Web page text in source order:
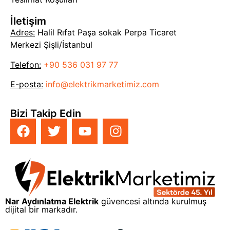
İletişim
Adres: Halil Rıfat Paşa sokak Perpa Ticaret
Merkezi Şişli/İstanbul
Telefon: +90 536 031 97 77
E-posta: info@elektrikmarketimiz.com
Bizi Takip Edin
Nar Aydınlatma Elektrik güvencesi altında kurulmuş
dijital bir markadır.